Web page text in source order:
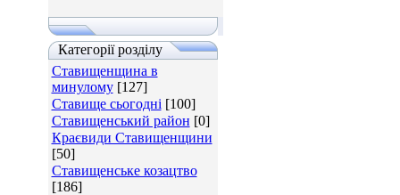
Категорії розділу
Ставищенщина в
минулому [127]
Ставище сьогодні [100]
Ставищенський район [0]
Краєвиди Ставищенщини
[50]
Ставищенське козацтво
[186]